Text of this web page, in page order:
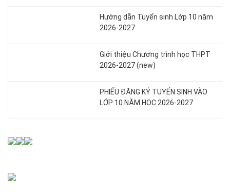
Hướng dẫn Tuyển sinh Lớp 10 năm
2026-2027
Giới thiệu Chương trình học THPT
2026-2027 (new)
PHIẾU ĐĂNG KÝ TUYỂN SINH VÀO
LỚP 10 NĂM HỌC 2026-2027